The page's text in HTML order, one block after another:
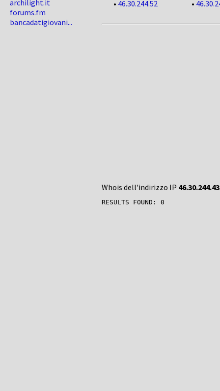
archilight.it
forums.fm
bancadatigiovani...
• 46.30.244.52 •
Whois dell'indirizzo IP 46.30.244.43